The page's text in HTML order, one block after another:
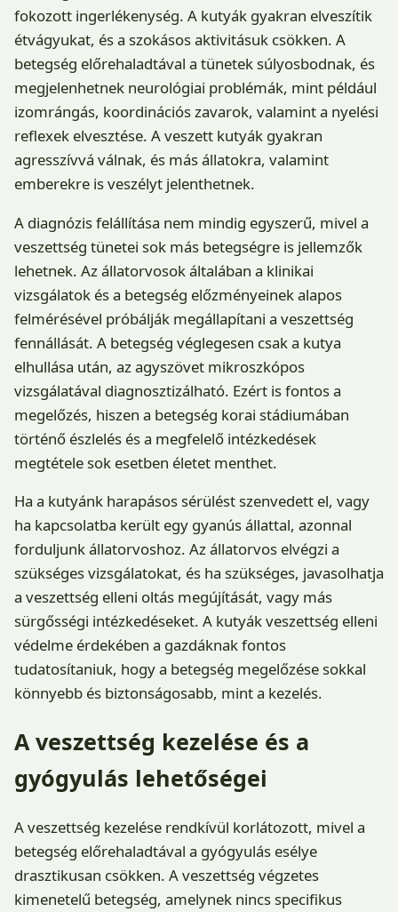
fokozott ingerlékenység. A kutyák gyakran elveszítik
étvágyukat, és a szokásos aktivitásuk csökken. A
betegség előrehaladtával a tünetek súlyosbodnak, és
megjelenhetnek neurológiai problémák, mint például
izomrángás, koordinációs zavarok, valamint a nyelési
reflexek elvesztése. A veszett kutyák gyakran
agresszívvá válnak, és más állatokra, valamint
emberekre is veszélyt jelenthetnek.
A diagnózis felállítása nem mindig egyszerű, mivel a
veszettség tünetei sok más betegségre is jellemzők
lehetnek. Az állatorvosok általában a klinikai
vizsgálatok és a betegség előzményeinek alapos
felmérésével próbálják megállapítani a veszettség
fennállását. A betegség véglegesen csak a kutya
elhullása után, az agyszövet mikroszkópos
vizsgálatával diagnosztizálható. Ezért is fontos a
megelőzés, hiszen a betegség korai stádiumában
történő észlelés és a megfelelő intézkedések
megtétele sok esetben életet menthet.
Ha a kutyánk harapásos sérülést szenvedett el, vagy
ha kapcsolatba került egy gyanús állattal, azonnal
forduljunk állatorvoshoz. Az állatorvos elvégzi a
szükséges vizsgálatokat, és ha szükséges, javasolhatja
a veszettség elleni oltás megújítását, vagy más
sürgősségi intézkedéseket. A kutyák veszettség elleni
védelme érdekében a gazdáknak fontos
tudatosítaniuk, hogy a betegség megelőzése sokkal
könnyebb és biztonságosabb, mint a kezelés.
A veszettség kezelése és a
gyógyulás lehetőségei
A veszettség kezelése rendkívül korlátozott, mivel a
betegség előrehaladtával a gyógyulás esélye
drasztikusan csökken. A veszettség végzetes
kimenetelű betegség, amelynek nincs specifikus